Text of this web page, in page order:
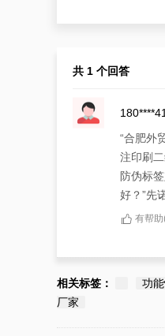
共 1 个回答
“合肥外
注印刷
防伪标
好？”先
有帮助
相关标签： 功
厂家